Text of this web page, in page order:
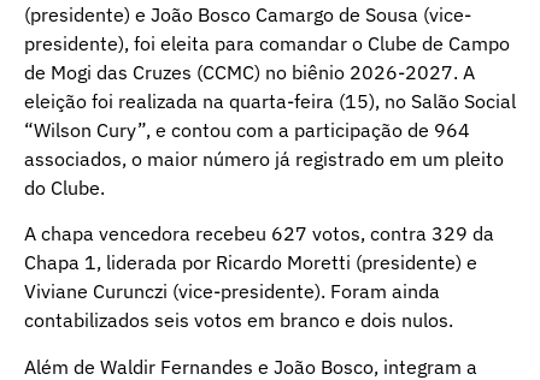
(presidente) e João Bosco Camargo de Sousa (vice-
presidente), foi eleita para comandar o Clube de Campo
de Mogi das Cruzes (CCMC) no biênio 2026-2027. A
eleição foi realizada na quarta-feira (15), no Salão Social
“Wilson Cury”, e contou com a participação de 964
associados, o maior número já registrado em um pleito
do Clube.
A chapa vencedora recebeu 627 votos, contra 329 da
Chapa 1, liderada por Ricardo Moretti (presidente) e
Viviane Curunczi (vice-presidente). Foram ainda
contabilizados seis votos em branco e dois nulos.
Além de Waldir Fernandes e João Bosco, integram a